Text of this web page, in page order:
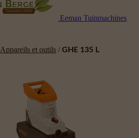
Eeman Tuinmachines
Appareils et outils / GHE 135 L